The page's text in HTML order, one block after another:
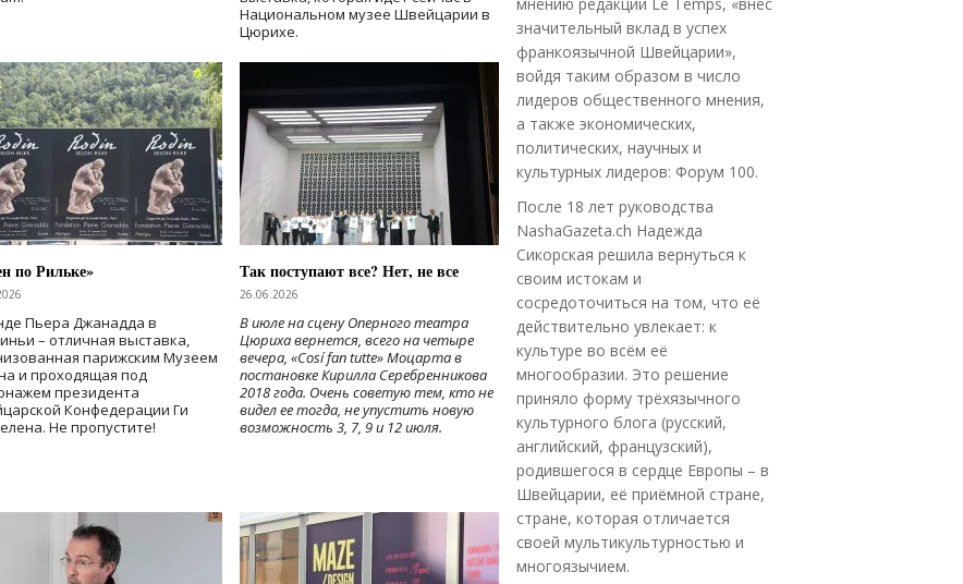
Национальном музее Швейцарии в
Цюрихе.
по Рильке»
Пьера Джанадда в
– отличная выставка,
парижским Музеем
и проходящая под
президента
Конфедерации Ги
Не пропустите!
Так поступают все? Нет, не все
26.06.2026
В июле на сцену Оперного театра
Цюриха вернется, всего на четыре
вечера, «Cosí fan tutte» Моцарта в
постановке Кирилла Серебренникова
2018 года. Очень советую тем, кто не
видел ее тогда, не упустить новую
возможность 3, 7, 9 и 12 июля.
значительный вклад в успех
франкоязычной Швейцарии»,
войдя таким образом в число
лидеров общественного мнения,
а также экономических,
политических, научных и
культурных лидеров: Форум 100.
После 18 лет руководства
NashaGazeta.ch Надежда
Сикорская решила вернуться к
своим истокам и
сосредоточиться на том, что её
действительно увлекает: к
культуре во всём её
многообразии. Это решение
приняло форму трёхязычного
культурного блога (русский,
английский, французский),
родившегося в сердце Европы – в
Швейцарии, её приёмной стране,
стране, которая отличается
своей мультикультурностью и
многоязычием.